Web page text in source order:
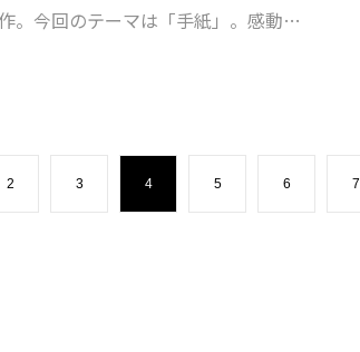
。今回のテーマは「手紙」。感動を
2 3 4 5 6 7